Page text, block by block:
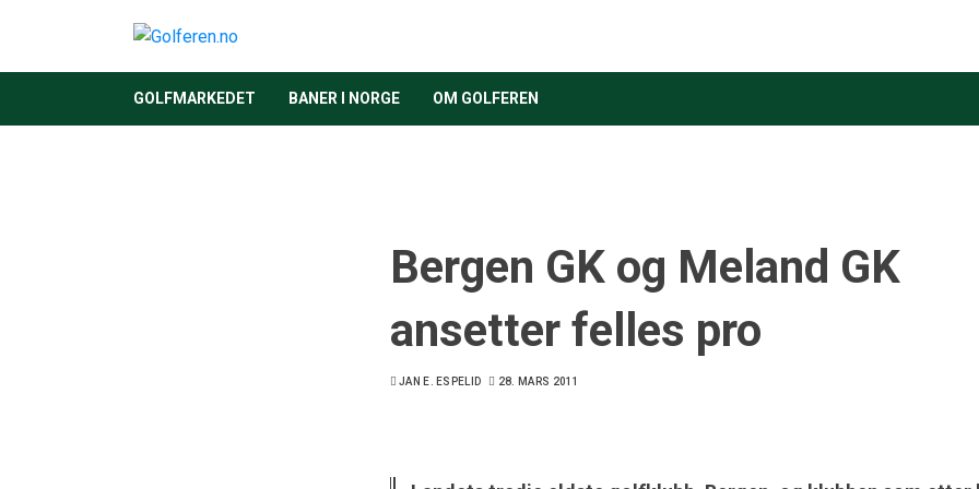
GOLFMARKEDET BANER I NORGE OM GOLFEREN
Bergen GK og Meland GK
ansetter felles pro
JAN E. ESPELID 28. MARS 2011